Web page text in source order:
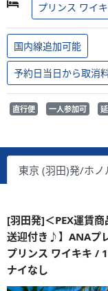
プリンス ワイ
国内線追加可能
予約日当日から取消
直行便 一人参加可
東京 (羽田)発/ホノ
[羽田発]＜PEX運賃
送迎付き♪】ANAプ
プリンス ワイキキ /
ナイなし